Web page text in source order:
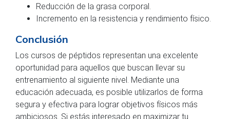
Reducción de la grasa corporal.
Incremento en la resistencia y rendimiento físico.
Conclusión
Los cursos de péptidos representan una excelente
oportunidad para aquellos que buscan llevar su
entrenamiento al siguiente nivel. Mediante una
educación adecuada, es posible utilizarlos de forma
segura y efectiva para lograr objetivos físicos más
ambiciosos. Si estás interesado en maximizar tu